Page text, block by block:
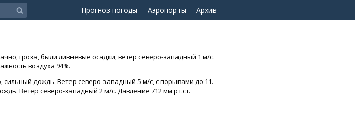
Прогноз погоды Аэропорты Архив
гроза, были ливневые осадки, ветер северо-западный 1 м/с.
воздуха 94%.
сильный дождь. Ветер северо-западный 5 м/с, с порывами до 11.
Ветер северо-западный 2 м/с. Давление 712 мм рт.ст.